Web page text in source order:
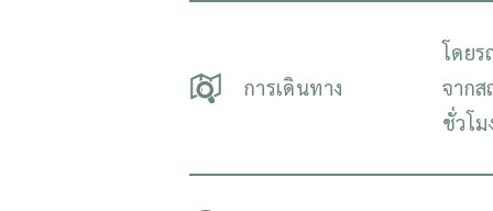
การเดินทาง
โดยร
จากส
ชั่วโม